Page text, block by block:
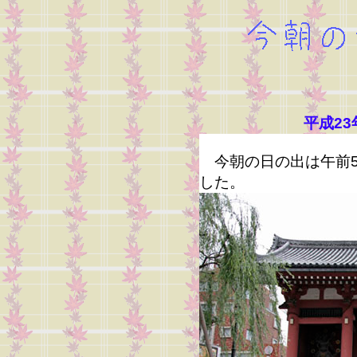
平成23
今朝の日の出は午前
した。